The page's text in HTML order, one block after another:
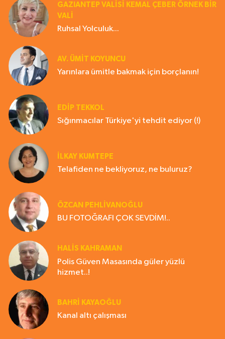
GAZIANTEP VALISI KEMAL ÇEBER ÖRNEK BİR
VALİ
Ruhsal Yolculuk...
AV. ÜMIT KOYUNCU
Yarınlara ümitle bakmak için borçlanın!
EDIP TEKKOL
Sığınmacılar Türkiye'yi tehdit ediyor (!)
İLKAY KUMTEPE
Telafiden ne bekliyoruz, ne buluruz?
ÖZCAN PEHLİVANOĞLU
BU FOTOĞRAFI ÇOK SEVDİM!..
HALIS KAHRAMAN
Polis Güven Masasında güler yüzlü
hizmet..!
BAHRI KAYAOĞLU
Kanal altı çalışması